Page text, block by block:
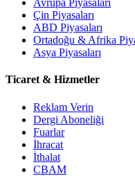
Avrupa Piyasaları
Çin Piyasaları
ABD Piyasaları
Ortadoğu & Afrika
Asya Piyasaları
Ticaret & Hizmetler
Reklam Verin
Dergi Aboneliği
Fuarlar
İhracat
İthalat
CBAM